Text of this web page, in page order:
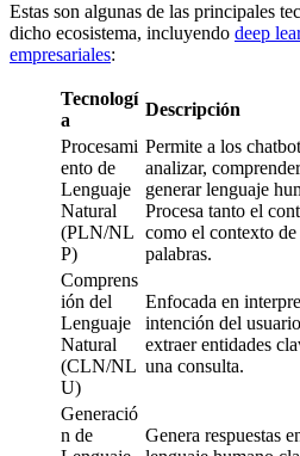
Estas son algunas de las principales
dicho ecosistema, incluyendo deep
empresariales:
Tecnologí
a
Descripción
Procesami
ento de
Lenguaje
Natural
(PLN/NL
P)
Permite a los
analizar,
generar lenguaje
Procesa tanto el
como el contexto de
palabras.
Comprens
ión del
Lenguaje
Natural
(CLN/NL
U)
Enfocada en
intención del
extraer entidades
una consulta.
Generació
n de
Genera respuestas